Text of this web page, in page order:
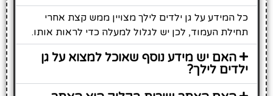
כל המידע על גן ילדים לילך מצויין ממש קצת אחרי
תחילת העמוד, לכן יש לגלול למעלה כדי לראות אותו.
האם יש מידע נוסף שאוכל למצוא על גן
ילדים לילך?